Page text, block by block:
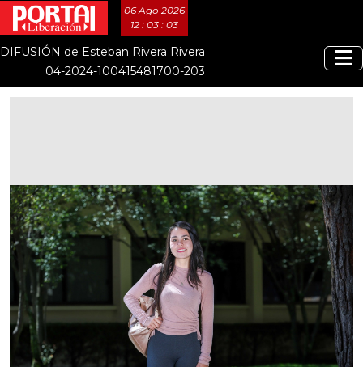
06 Ago 2026
12 : 03 : 04
DIFUSIÓN de Esteban Rivera Rivera
04-2024-100415481700-203